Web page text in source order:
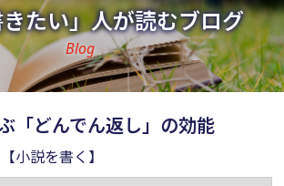
たい」人が読むブログ
Blog
「どんでん返し」の効能
【小説を書く】